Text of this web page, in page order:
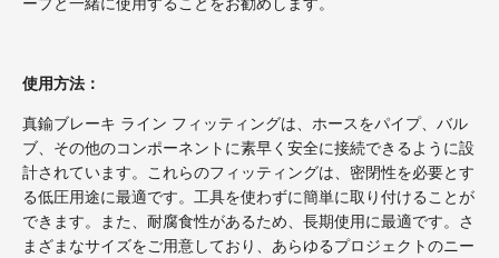
使用方法：
真鍮ブレーキ ライン フィッティングは、ホースをパイプ、バル
ブ、その他のコンポーネントに素早く安全に接続できるように設
計されています。これらのフィッティングは、密閉性を必要とす
る低圧用途に最適です。工具を使わずに簡単に取り付けることが
できます。また、耐腐食性があるため、長期使用に最適です。さ
まざまなサイズをご用意しており、あらゆるプロジェクトのニー